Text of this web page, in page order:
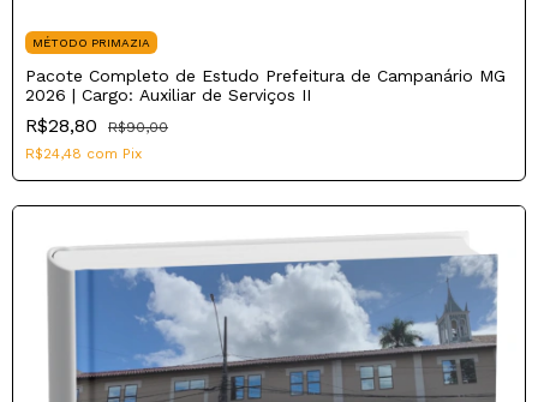
MÉTODO PRIMAZIA
Pacote Completo de Estudo Prefeitura de Campanário MG
2026 | Cargo: Auxiliar de Serviços II
R$28,80
R$90,00
R$24,48 com Pix